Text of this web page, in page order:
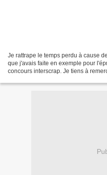
Je rattrape le temps perdu à cause
que j'avais faite en exemple pour
concours interscrap. Je tiens à